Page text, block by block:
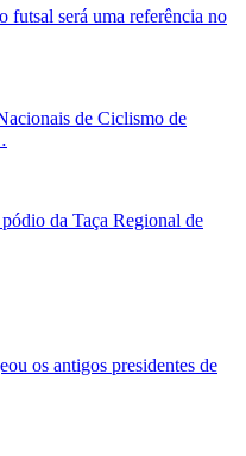
futsal será uma referência no
de Ciclismo de
da Taça Regional de
os antigos presidentes de